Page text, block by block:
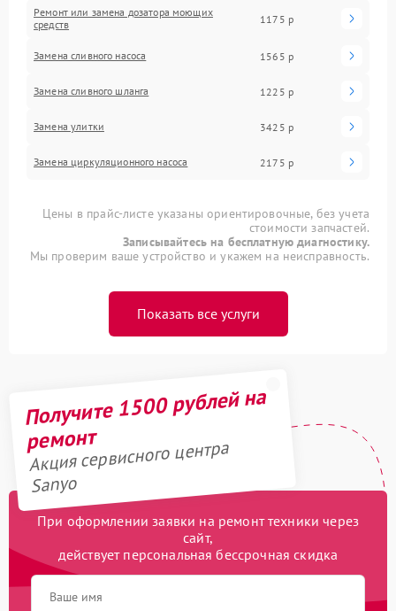
Ремонт или замена дозатора моющих
средств
1175 р
Замена сливного насоса 1565 р
Замена сливного шланга 1225 р
Замена улитки 3425 р
Замена циркуляционного насоса 2175 р
Цены в прайс-листе указаны ориентировочные, без учета
стоимости запчастей.
Записывайтесь на бесплатную диагностику.
Мы проверим ваше устройство и укажем на неисправность.
Показать все услуги
Получите 1500 рублей на
ремонт
Акция сервисного центра
Sanyo
При оформлении заявки на ремонт техники через
сайт,
действует персональная бессрочная скидка